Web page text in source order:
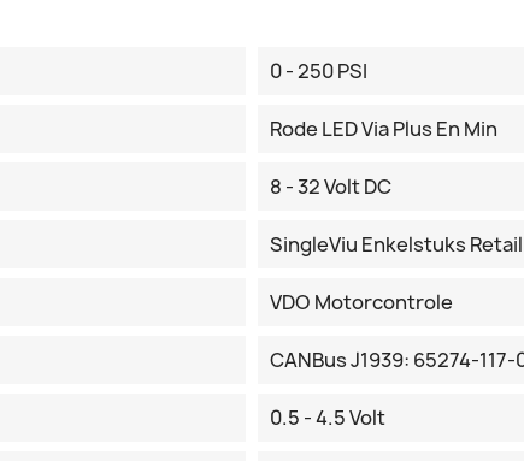
0 - 250 PSI
Rode LED Via Plus En Min
8 - 32 Volt DC
SingleViu Enkelstuks Retail
VDO Motorcontrole
CANBus J1939: 65274-117-
0.5 - 4.5 Volt